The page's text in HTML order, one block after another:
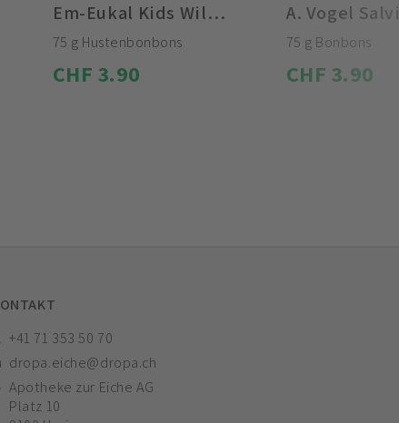
Em-Eukal Kids Wildkirsche zuckerfrei
75 g Hustenbonbons
CHF 3.90
75 g Bonbons
CHF 3.90
+41 71 353 50 70
dropa.eiche@dropa.ch
Apotheke zur Eiche AG
Platz 10